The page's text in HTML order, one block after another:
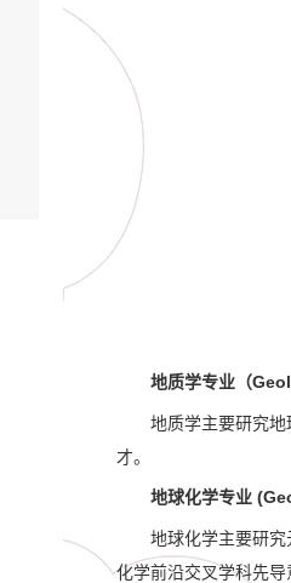
地质学专业（
地质学主要研究
才。
地球化学专业
地球化学主要研
化学前沿交叉学科先导